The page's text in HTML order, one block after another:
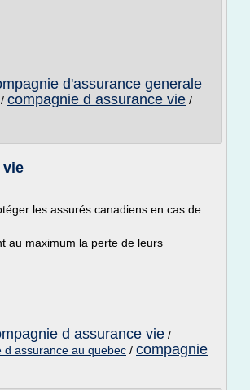
d'assurance generale
/ compagnie d assurance vie /
vie
les assurés canadiens en cas de
au maximum la perte de leurs
d assurance vie /
d assurance au quebec / compagnie